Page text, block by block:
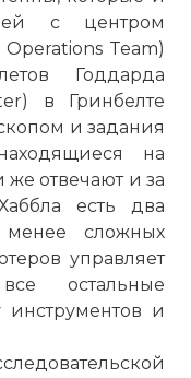
с центром
Team)
Годдарда
в Гринбелте
и задания
на
отвечают и за
есть два
сложных
управляет
остальные
инструментов и